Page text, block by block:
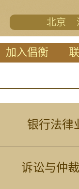
北京
加入倡衡
银行法律
诉讼与仲